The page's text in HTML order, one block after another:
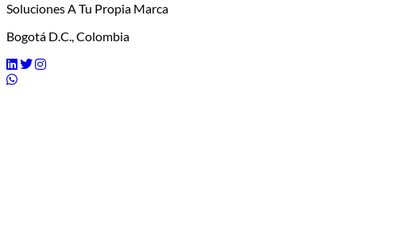
Soluciones A Tu Propia Marca
Bogotá D.C., Colombia